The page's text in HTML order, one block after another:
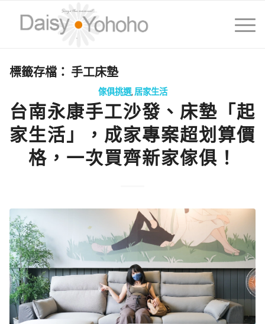
標籤存檔： 手工床墊
傢俱挑選,居家生活
台南永康手工沙發、床墊「起
家生活」，成家專案超划算價
格，一次買齊新家傢俱！